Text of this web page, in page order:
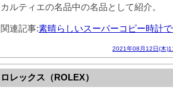
カルティエの名品中の名品として紹介。
関連記事:素晴らしいスーパーコピー時計
2021年08月12日(木
ロレックス（ROLEX）